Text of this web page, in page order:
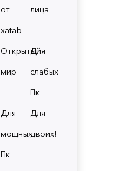
от
xatab
лица
Открытый
мир
Для
слабых
Пк
Для
мощных
Пк
Для
двоих!